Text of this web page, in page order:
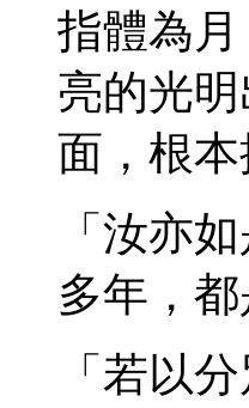
指體為
亮的光
面，根
「汝亦
多年，
「若以